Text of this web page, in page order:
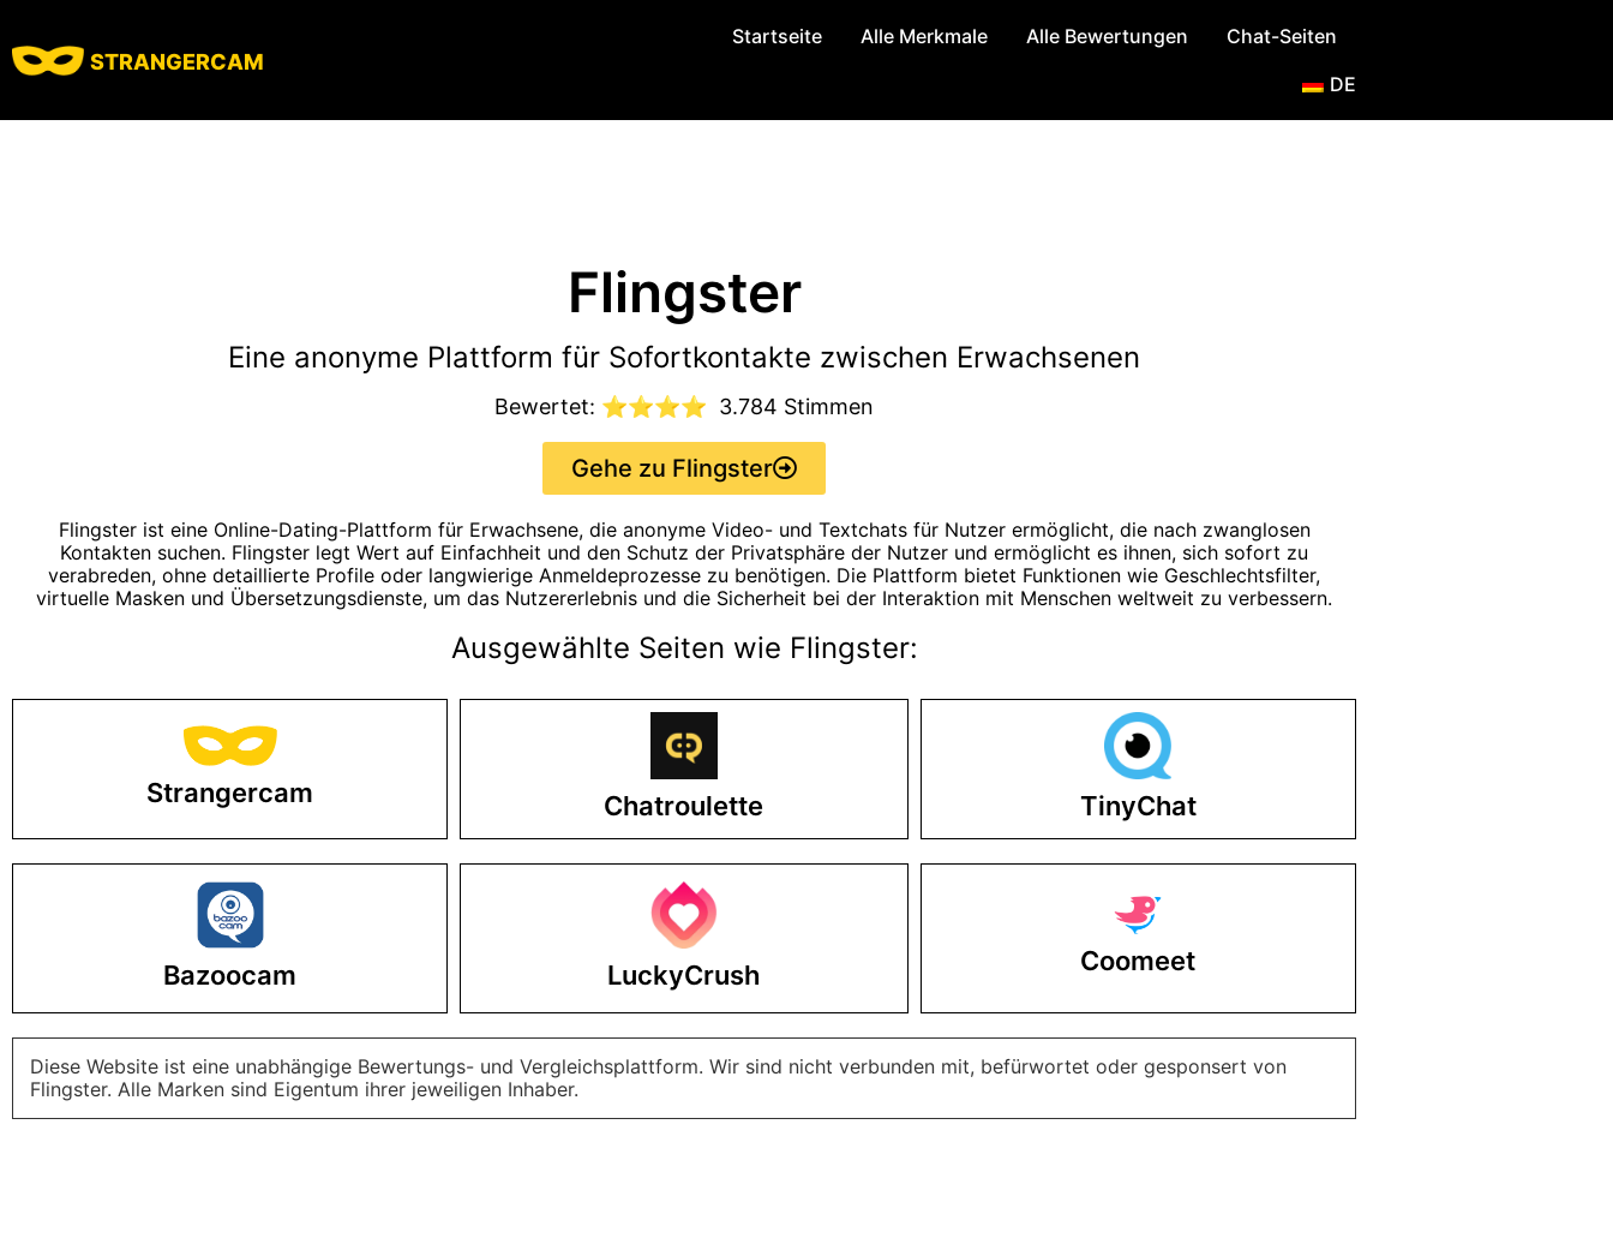
STRANGERCAM
Startseite Alle Merkmale Alle Bewertungen
Chat-Seiten
DE
Flingster
Eine anonyme Plattform für Sofortkontakte zwischen Erwachsenen
Bewertet: ⭐⭐⭐⭐ 3.784 Stimmen
Gehe zu Flingster
Flingster ist eine Online-Dating-Plattform für Erwachsene, die anonyme Video- und Textchats für Nutzer ermöglicht, die nach zwanglosen
Kontakten suchen. Flingster legt Wert auf Einfachheit und den Schutz der Privatsphäre der Nutzer und ermöglicht es ihnen, sich sofort zu
verabreden, ohne detaillierte Profile oder langwierige Anmeldeprozesse zu benötigen. Die Plattform bietet Funktionen wie Geschlechtsfilter,
virtuelle Masken und Übersetzungsdienste, um das Nutzererlebnis und die Sicherheit bei der Interaktion mit Menschen weltweit zu verbessern.
Ausgewählte Seiten wie Flingster:
Strangercam Chatroulette TinyChat
Bazoocam LuckyCrush Coomeet
Diese Website ist eine unabhängige Bewertungs- und Vergleichsplattform. Wir sind nicht verbunden mit, befürwortet oder gesponsert von
Flingster. Alle Marken sind Eigentum ihrer jeweiligen Inhaber.